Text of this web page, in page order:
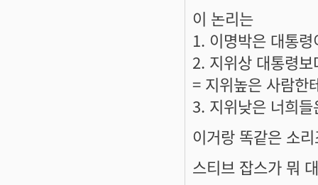
이 논리는
1. 이명박은 대통령
2. 지위상 대통령
= 지위높은 사람한
3. 지위낮은 너희
이거랑 똑같은 소
스티브 잡스가 뭐